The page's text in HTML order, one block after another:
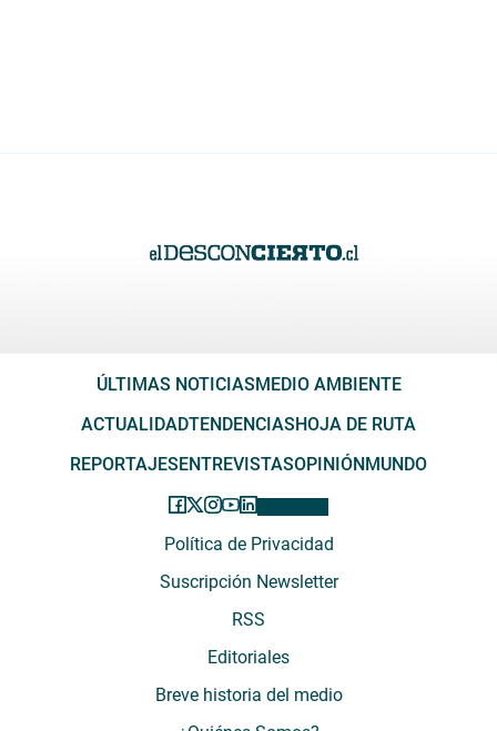
ÚLTIMAS NOTICIAS MEDIO AMBIENTE
ACTUALIDADTENDENCIAS HOJA DE RUTA
REPORTAJES ENTREVISTASOPINIÓN MUNDO
Política de Privacidad
Suscripción Newsletter
RSS
Editoriales
Breve historia del medio